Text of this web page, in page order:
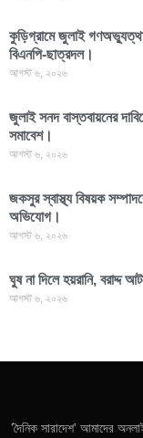
কুড়িগ্রামে জুলাই
বিএনপি-ছাত্রদল।
আগস্ট ৬, ২০২৬
জুলাই সনদ বাস্তবায়নের
সমাবেশ।
আগস্ট ৬, ২০২৬
জকসুর স্বাস্থ্য বিষয়ক
অভিযোগ।
আগস্ট ৬, ২০২৬
ঘুষ না দিলে হয়রানি, বরাদ্দ
আগস্ট ৬, ২০২৬
'দৈনিক সারাদেশ' আমাদের